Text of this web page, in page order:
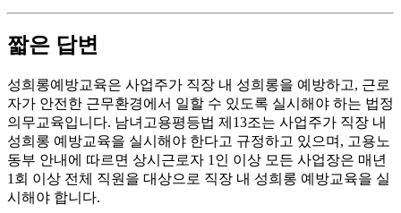
짧은 답변
성희롱예방교육은 사업주가 직장 내 성희롱을 예방하고, 근로
자가 안전한 근무환경에서 일할 수 있도록 실시해야 하는 법정
의무교육입니다. 남녀고용평등법 제13조는 사업주가 직장 내
성희롱 예방교육을 실시해야 한다고 규정하고 있으며, 고용노
동부 안내에 따르면 상시근로자 1인 이상 모든 사업장은 매년
1회 이상 전체 직원을 대상으로 직장 내 성희롱 예방교육을 실
시해야 합니다.